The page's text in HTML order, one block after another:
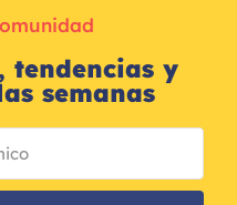
tendencias y
semanas